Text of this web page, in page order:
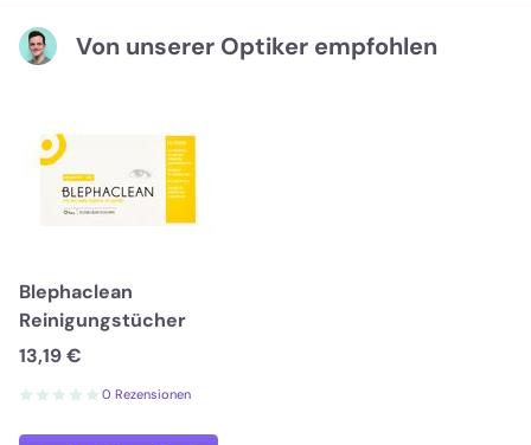
Von unserer Optiker empfohlen
Blephaclean
Reinigungstücher
13,19 €
0 Rezensionen